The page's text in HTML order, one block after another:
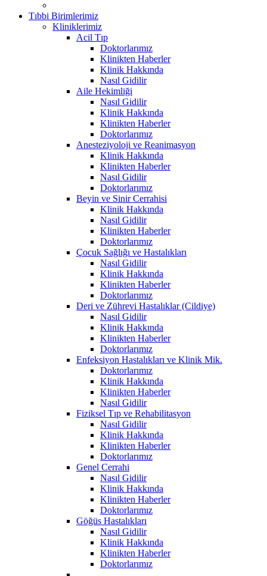
Tıbbi Birimlerimiz
Kliniklerimiz
Acil Tıp
Doktorlarımız
Klinikten Haberler
Klinik Hakkında
Nasıl Gidilir
Aile Hekimliği
Nasıl Gidilir
Klinik Hakkında
Klinikten Haberler
Doktorlarımız
Anesteziyoloji ve Reanimasyon
Klinik Hakkında
Klinikten Haberler
Nasıl Gidilir
Doktorlarımız
Beyin ve Sinir Cerrahisi
Klinik Hakkında
Nasıl Gidilir
Klinikten Haberler
Doktorlarımız
Çocuk Sağlığı ve Hastalıkları
Nasıl Gidilir
Klinik Hakkında
Klinikten Haberler
Doktorlarımız
Deri ve Zührevi Hastalıklar (Cildiye)
Nasıl Gidilir
Klinik Hakkında
Klinikten Haberler
Doktorlarımız
Enfeksiyon Hastalıkları ve Klinik Mik.
Doktorlarımız
Klinik Hakkında
Klinikten Haberler
Nasıl Gidilir
Fiziksel Tıp ve Rehabilitasyon
Nasıl Gidilir
Klinik Hakkında
Klinikten Haberler
Doktorlarımız
Genel Cerrahi
Nasıl Gidilir
Klinik Hakkında
Klinikten Haberler
Doktorlarımız
Göğüs Hastalıkları
Nasıl Gidilir
Klinik Hakkında
Klinikten Haberler
Doktorlarımız